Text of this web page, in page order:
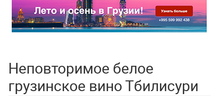
Неповторимое белое
грузинское вино Тбилисури